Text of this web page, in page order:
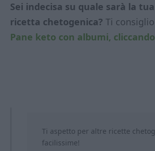
Sei indecisa su quale sarà la
ricetta chetogenica? Ti
Pane keto con albumi,
Ti aspetto per altre ricette
facilissime!